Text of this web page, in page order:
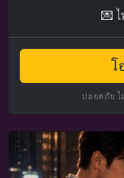
💌
โ
ปลอดภัย ไ